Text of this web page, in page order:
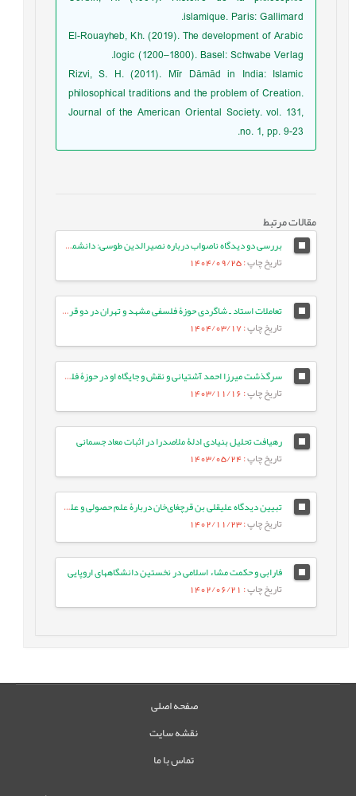
islamique. Paris: Gallimard.
El-Rouayheb, Kh. (2019). The development of Arabic
logic (1200–1800). Basel: Schwabe Verlag.
Rizvi, S. H. (2011). Mīr Dāmād in India: Islamic
philosophical traditions and the problem of Creation.
Journal of the American Oriental Society. vol. 131,
no. 1, pp. 9-23.
مقالات مرتبط
بررسی دو دیدگاه ناصواب درباره نصیرالدین طوسی: دانشمندی از آذربایجان و وفادار به سنت یونانی‌مآب
تاریخ چاپ: 1404/09/25
تعاملات استاد ‌ـ ‌‌شاگردی حوزۀ فلسفی مشهد و تهران در دو قرن اخیر
تاریخ چاپ: 1404/03/17
سرگذشت میرزا احمد آشتیانی و نقش و جایگاه او در حوزۀ فلسفی تهران
تاریخ چاپ: 1403/11/16
رهیافت تحلیل بنیادی ادلۀ ملاصدرا در اثبات معاد جسمانی
تاریخ چاپ: 1403/05/24
تبیین دیدگاه علیقلی ‌بن قرچغای‌خان دربارۀ علم حصولی و علم حضوری، با رویکرد انتقادی
تاریخ چاپ: 1402/11/23
فارابی و حکمت مشاء اسلامی در نخستین دانشگاههای اروپایی
تاریخ چاپ: 1402/06/21
صفحه اصلی
نقشه سایت
تماس با ما